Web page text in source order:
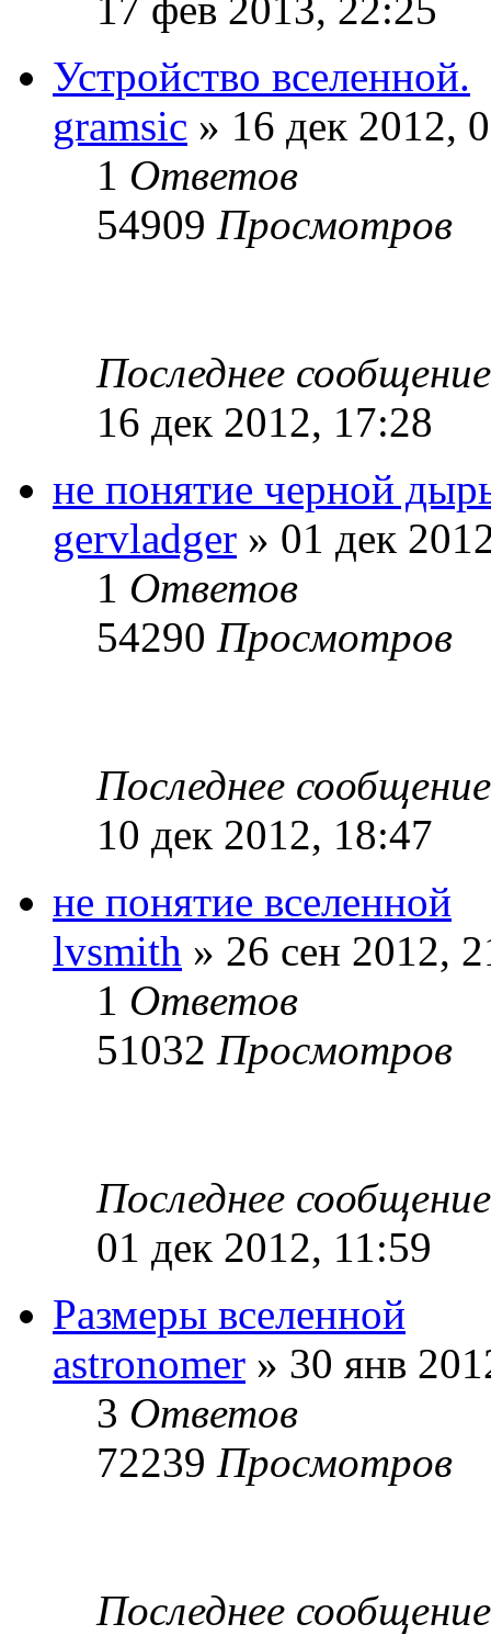
Устройство вселенной.
gramsic » 16 дек 2012,
1 Ответов
54909 Просмотров
Последнее
16 дек 2012, 17:28
не понятие черной
gervladger » 01 дек
1 Ответов
54290 Просмотров
Последнее
10 дек 2012, 18:47
не понятие вселенной
lvsmith » 26 сен 2012,
1 Ответов
51032 Просмотров
Последнее
01 дек 2012, 11:59
Размеры вселенной
astronomer » 30 янв
3 Ответов
72239 Просмотров
Последнее